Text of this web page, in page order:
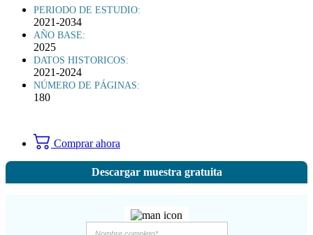
PERIODO DE ESTUDIO:
2021-2034
AÑO BASE:
2025
DATOS HISTORICOS:
2021-2024
NÚMERO DE PÁGINAS:
180
Comprar ahora
Descargar muestra gratuita